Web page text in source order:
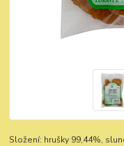
Složení: hrušky 99,44%,